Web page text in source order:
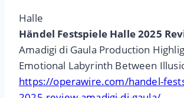
Halle
Händel Festspiele Halle 2025
Amadigi di Gaula Production
Emotional Labyrinth Between
https://operawire.com/handel-